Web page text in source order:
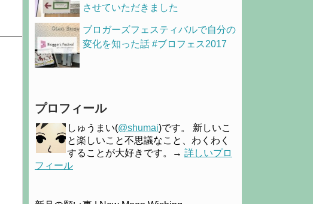
させていただきました
ブロガーズフェスティバルで自分の
変化を知った話 #ブロフェス2017
プロフィール
しゅうまい(@shumai)です。 新しいこ
と楽しいこと不思議なこと、わくわく
することが大好きです。→ 詳しいプロ
フィール